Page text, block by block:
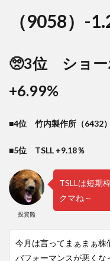
（9058）-
🥺3位 ショー
+6.99%
■4位 竹内製作所（6432
■5位 TSLL +9.18％
投資熊
TSLLは短期
クマね～
今月は言ってまぁまぁ
パフォーマンスが悪くな